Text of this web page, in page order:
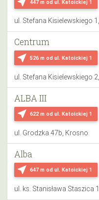
447 m od ul. Katoickiej 1
ul. Stefana Kisielewskiego
near_me 526 m od ul. Katoickiej 1
Centrum
ul. Stefana Kisielewskiego
near_me 622 m od ul. Katoickiej 1
ALBA III
ul. Grodzka 47b, Krosno
near_me 647 m od ul. Katoickiej 1
Alba
ul. ks. Stanisława Staszica